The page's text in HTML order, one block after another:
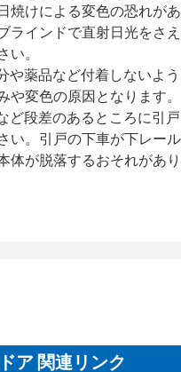
焼けによる変色の恐れが
ラインドで直射日光をさ
い。
や薬品など付着しないよ
や変色の原因となります。
ど段差のあるところに引
い。引戸の下車が下レー
体が脱落するおそれがあり
ア 関連リンク